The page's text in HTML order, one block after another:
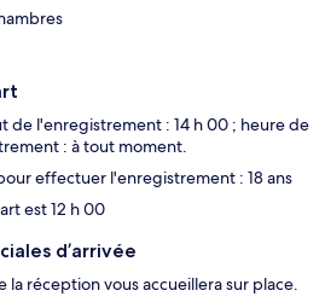
de l'enregistrement : 14 h 00 ; heure de
: à tout moment.
effectuer l'enregistrement : 18 ans
est 12 h 00
d’arrivée
la réception vous accueillera sur place.